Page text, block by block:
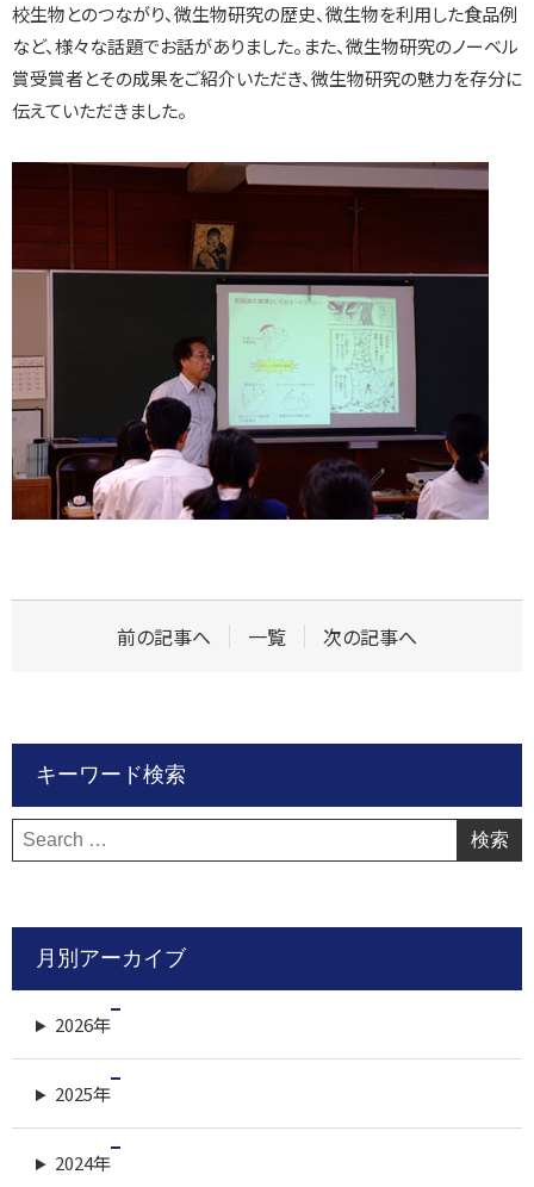
校生物とのつながり、微生物研究の歴史、微生物を利用した食品例
など、様々な話題でお話がありました。また、微生物研究のノーベル
賞受賞者とその成果をご紹介いただき、微生物研究の魅力を存分に
伝えていただきました。
前の記事へ 一覧 次の記事へ
キーワード検索
検
索:
月別アーカイブ
2026年
2025年
2024年